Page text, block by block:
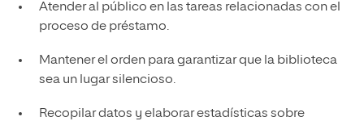
Atender al público en las tareas relacionadas con el
proceso de préstamo.
Mantener el orden para garantizar que la biblioteca
sea un lugar silencioso.
Recopilar datos y elaborar estadísticas sobre